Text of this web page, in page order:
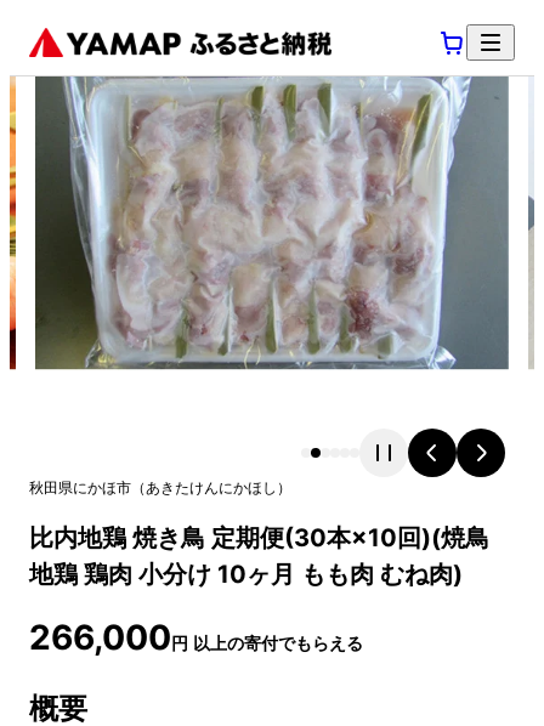
秋田県にかほ市 （あきたけんにかほし ）
比内地鶏 焼き鳥 定期便(30本×10回)(焼鳥
地鶏 鶏肉 小分け 10ヶ月 もも肉 むね肉)
266,000円 以上の寄付でもらえる
概要